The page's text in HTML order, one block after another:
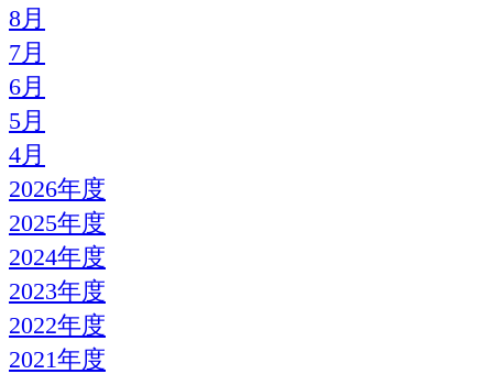
8月
7月
6月
5月
4月
2026年度
2025年度
2024年度
2023年度
2022年度
2021年度